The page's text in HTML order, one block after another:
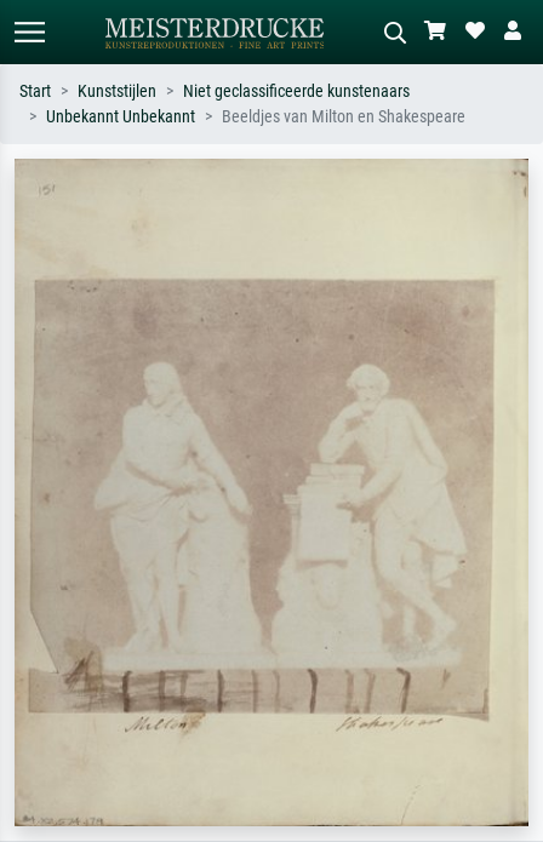
Start Kunststijlen
Niet geclassificeerde kunstenaars
Unbekannt Unbekannt
Beeldjes van Milton en Shakespeare